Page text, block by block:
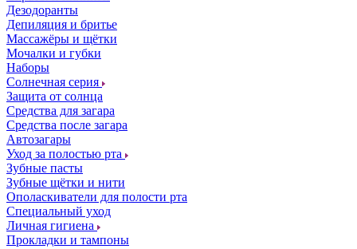
Дезодоранты
Депиляция и бритье
Массажёры и щётки
Мочалки и губки
Наборы
Солнечная серия
Защита от солнца
Средства для загара
Средства после загара
Автозагары
Уход за полостью рта
Зубные пасты
Зубные щётки и нити
Ополаскиватели для полости рта
Специальный уход
Личная гигиена
Прокладки и тампоны